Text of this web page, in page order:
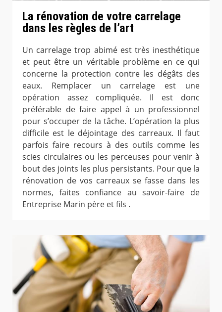
La rénovation de votre carrelage
dans les règles de l’art
Un carrelage trop abimé est très inesthétique
et peut être un véritable problème en ce qui
concerne la protection contre les dégâts des
eaux. Remplacer un carrelage est une
opération assez compliquée. Il est donc
préférable de faire appel à un professionnel
pour s’occuper de la tâche. L’opération la plus
difficile est le déjointage des carreaux. Il faut
parfois faire recours à des outils comme les
scies circulaires ou les perceuses pour venir à
bout des joints les plus persistants. Pour que la
rénovation de vos carreaux se fasse dans les
normes, faites confiance au savoir-faire de
Entreprise Marin père et fils .